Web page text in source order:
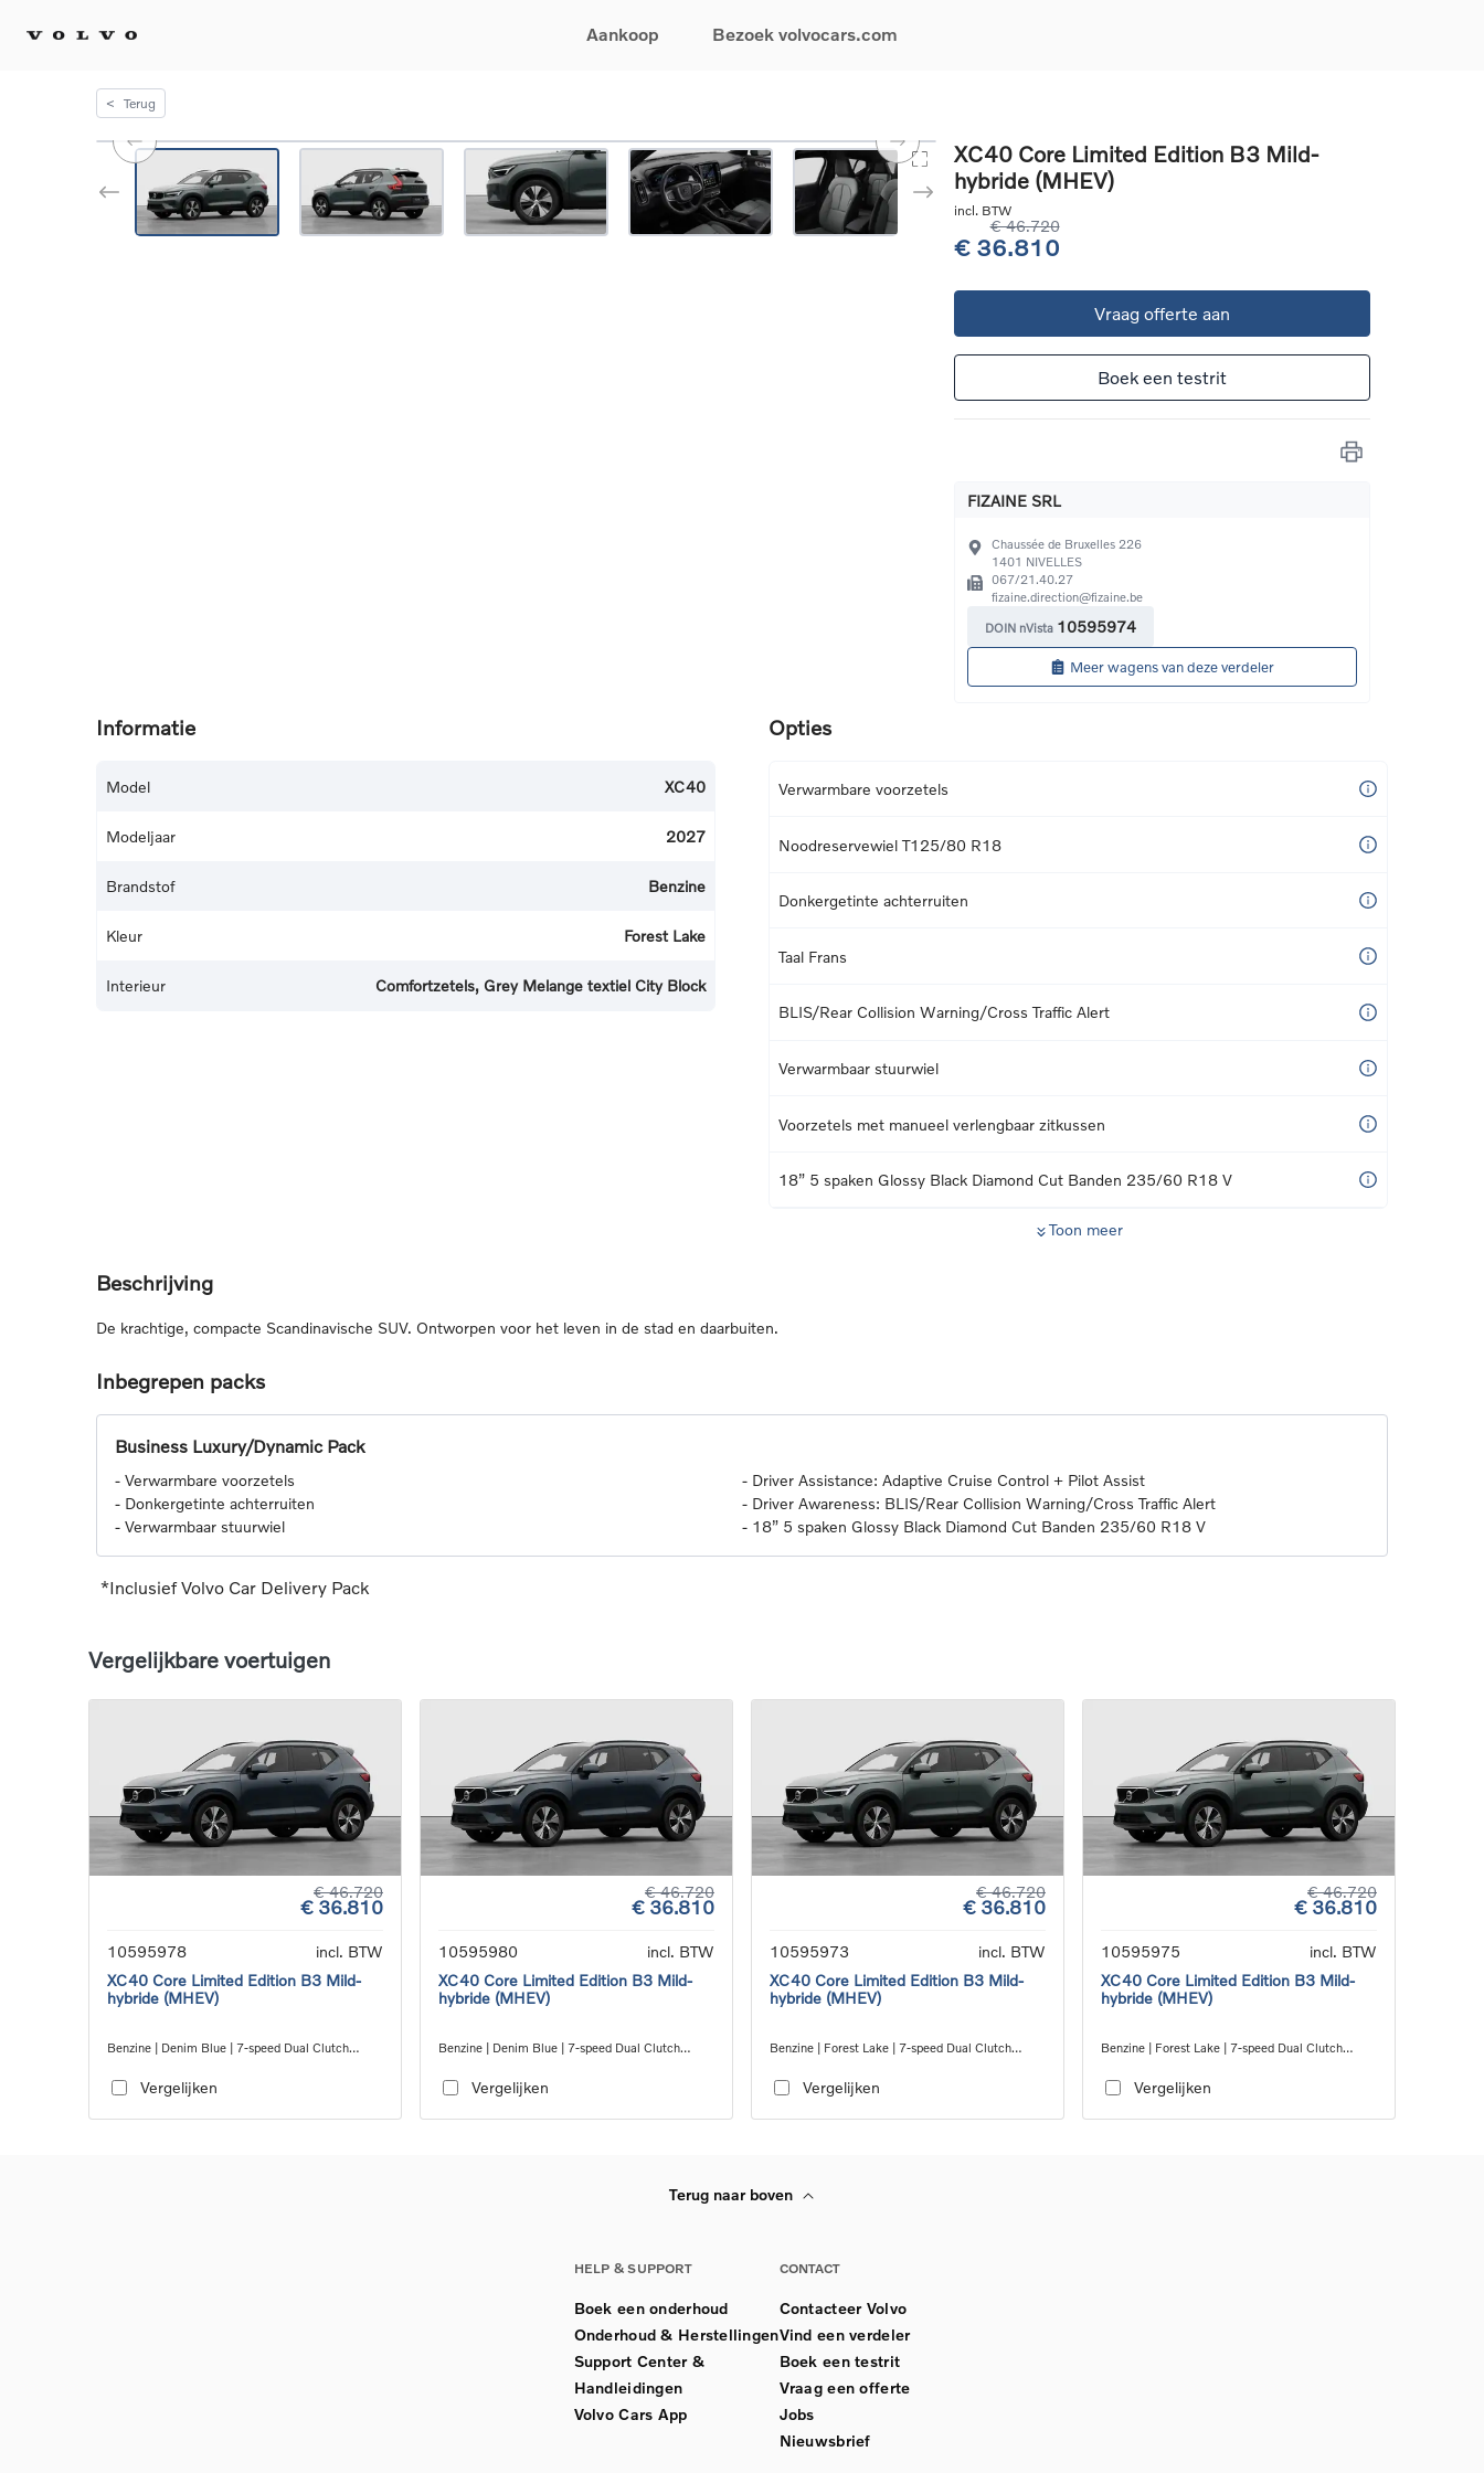
Aankoop
EX30
EX40
EC40
Elektrische auto's
Plug-inhybride auto's
Mild hybrid auto's
Bezoek volvocars.com
Stel uw wagen samen
Tijdelijke aanbiedingen
Gecertificeerde
Financieren
Verzekeringen
Boek een onderhoud
Onderhoud & herstellingen
Overname van uw auto
24/7 Pechverhelping
< Terug
XC40 Core Limited Edition B3 Mild-
hybride (MHEV)
incl. BTW
€ 46.720
€ 36.810
Vraag offerte aan
Boek een testrit
FIZAINE SRL
Chaussée de Bruxelles 226
1401 NIVELLES
067/21.40.27
fizaine.direction@fizaine.be
DOIN nVista 10595974
Meer wagens van deze verdeler
Informatie
Model XC40
Modeljaar 2027
Brandstof Benzine
Kleur Forest Lake
Interieur Comfortzetels, Grey Melange textiel City Block
Opties
Verwarmbare voorzetels
Noodreservewiel T125/80 R18
Donkergetinte achterruiten
Taal Frans
BLIS/Rear Collision Warning/Cross Traffic Alert
Verwarmbaar stuurwiel
Voorzetels met manueel verlengbaar zitkussen
18” 5 spaken Glossy Black Diamond Cut Banden 235/60 R18 V
Toon meer
Beschrijving
De krachtige, compacte Scandinavische SUV. Ontworpen voor het leven in de stad en daarbuiten.
Inbegrepen packs
Business Luxury/Dynamic Pack
- Verwarmbare voorzetels - Driver Assistance: Adaptive Cruise Control + Pilot Assist
- Donkergetinte achterruiten - Driver Awareness: BLIS/Rear Collision Warning/Cross Traffic Alert
- Verwarmbaar stuurwiel - 18” 5 spaken Glossy Black Diamond Cut Banden 235/60 R18 V
*Inclusief Volvo Car Delivery Pack
Vergelijkbare voertuigen
€ 46.720
€ 36.810
10595978
incl. BTW
XC40 Core Limited Edition B3 Mild-
hybride (MHEV)
Benzine | Denim Blue | 7-speed Dual Clutch
Vergelijken
€ 46.720
€ 36.810
10595980
incl. BTW
XC40 Core Limited Edition B3 Mild-
hybride (MHEV)
Benzine | Denim Blue | 7-speed Dual Clutch
Vergelijken
€ 46.720
€ 36.810
10595973
incl. BTW
XC40 Core Limited Edition B3 Mild-
hybride (MHEV)
Benzine | Forest Lake | 7-speed Dual Clutch
Vergelijken
€ 46.720
€ 36.810
10595975
incl. BTW
XC40 Core Limited Edition B3 Mild-
hybride (MHEV)
Benzine | Forest Lake | 7-speed Dual Clutch
Vergelijken
Terug naar boven
HELP & SUPPORT
Boek een onderhoud
Onderhoud & Herstellingen
Support Center &
Handleidingen
Volvo Cars App
CONTACT
Contacteer Volvo
Vind een verdeler
Boek een testrit
Vraag een offerte
Jobs
Nieuwsbrief